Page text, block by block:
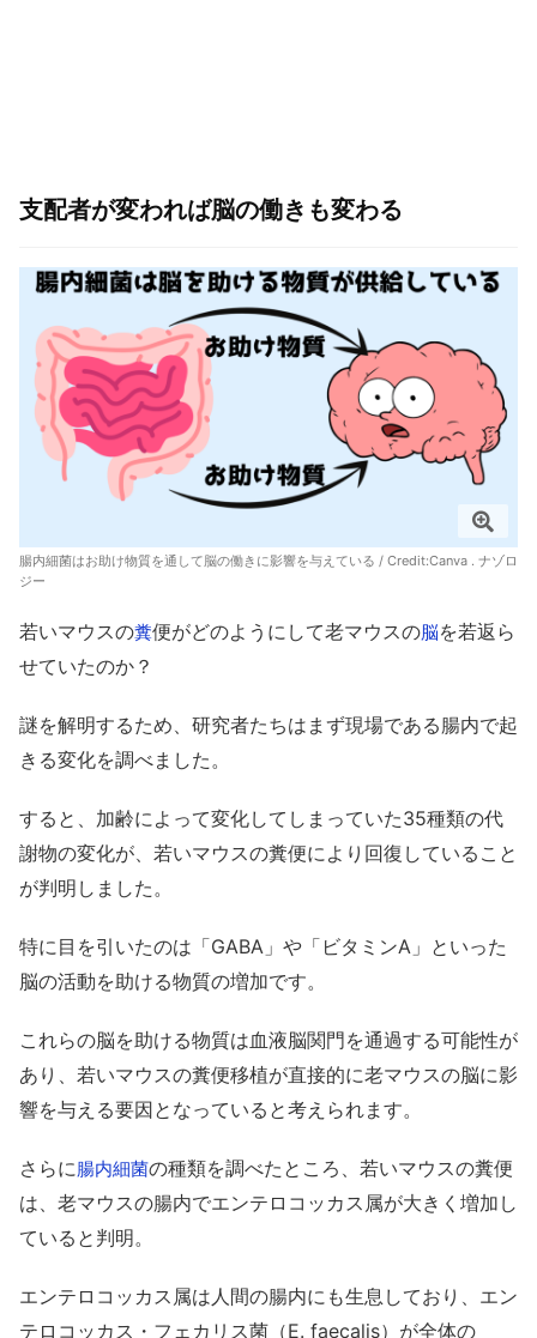
支配者が変われば脳の働きも変わる
腸内細菌はお助け物質を通して脳の働きに影響を与えている / Credit:Canva . ナゾロ
ジー
若いマウスの糞便がどのようにして老マウスの脳を若返ら
せていたのか？
謎を解明するため、研究者たちはまず現場である腸内で起
きる変化を調べました。
すると、加齢によって変化してしまっていた35種類の代
謝物の変化が、若いマウスの糞便により回復していること
が判明しました。
特に目を引いたのは「GABA」や「ビタミンA」といった
脳の活動を助ける物質の増加です。
これらの脳を助ける物質は血液脳関門を通過する可能性が
あり、若いマウスの糞便移植が直接的に老マウスの脳に影
響を与える要因となっていると考えられます。
さらに腸内細菌の種類を調べたところ、若いマウスの糞便
は、老マウスの腸内でエンテロコッカス属が大きく増加し
ていると判明。
エンテロコッカス属は人間の腸内にも生息しており、エン
テロコッカス・フェカリス菌（E. faecalis）が全体の